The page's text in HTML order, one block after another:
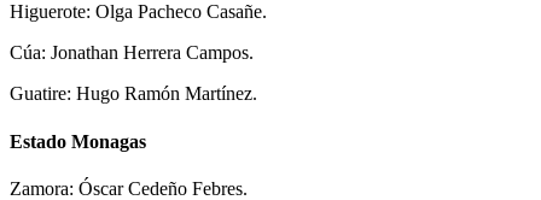
Higuerote: Olga Pacheco Casañe.
Cúa: Jonathan Herrera Campos.
Guatire: Hugo Ramón Martínez.
Estado Monagas
Zamora: Óscar Cedeño Febres.